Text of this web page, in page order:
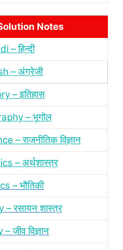
Notes
– हिन्‍दी
– अंग्रेजी
– इतिहास
– भूगोल
– राजनीतिक विज्ञान
– अर्थशास्‍त्र
– भौतिकी
रसायन शास्‍त्र
जीव विज्ञान